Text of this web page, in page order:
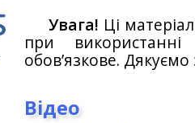
Увага! Ці
при
обов’язкове.
Відео